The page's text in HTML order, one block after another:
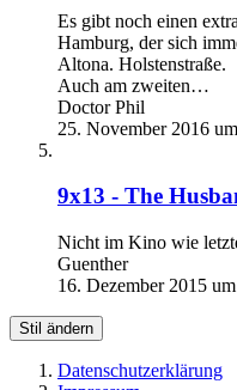
Es gibt noch einen
Hamburg, der sich
Altona. Holstenstraße.
Auch am zweiten…
Doctor Phil
25. November 2016
9x13 - The
Nicht im Kino wie
Guenther
16. Dezember 2015
Stil ändern
Datenschutzerklärung